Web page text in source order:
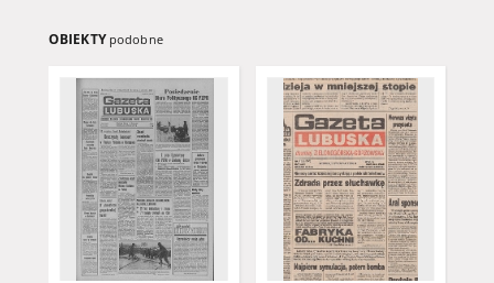
OBIEKTY podobne